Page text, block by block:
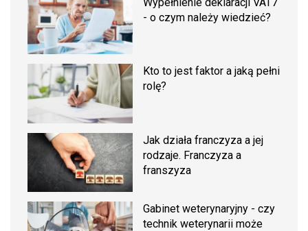
- o czym należy wiedzieć?
Kto to jest faktor a jaką pełni
rolę?
Jak działa franczyza a jej
rodzaje. Franczyza a
franszyza
Gabinet weterynaryjny - czy
technik weterynarii może